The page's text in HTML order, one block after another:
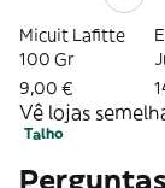
Micuit Lafitte
100 Gr
9,00 €
Vê lojas
Talho